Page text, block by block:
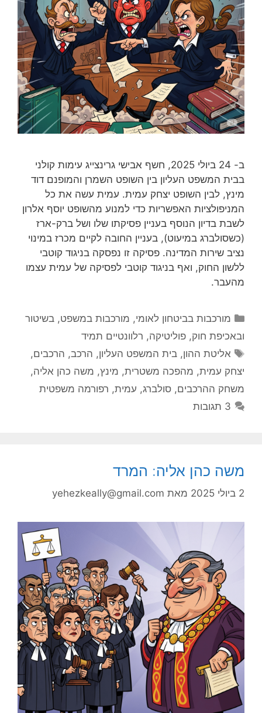
ב- 24 ביולי 2025, חשף אבישי גרינצייג עימות קולני
בבית המשפט העליון בין השופט השמרן והמופנם דוד
מינץ, לבין השופט יצחק עמית. עמית עשה את כל
המניפולציות האפשריות כדי למנוע מהשופט יוסף אלרון
לשבת בדיון הנוסף בעניין פסיקתו שלו ושל ברק-ארז
(כשסולברג במיעוט), בעניין החובה לקיים מכרז במינוי
נציב שירות המדינה. פסיקה זו נפסקה בניגוד קוטבי
ללשון החוק, ואף בניגוד קוטבי לפסיקה של עמית עצמו
מהעבר.
קטגוריות
מורכבות בביטחון לאומי, מורכבות במשפט, בשיטור
ובאכיפת חוק, פוליטיקה, רלוונטיים תמיד
תגיות
אליטת ההון,בית המשפט העליון, הרכב, הרכבים,
יצחק עמית, מהפכה משטרית, מינץ, משה כהן אליה,
משחק ההרכבים, סולברג, עמית, רפורמה משפטית
3 תגובות
משה כהן אליה: המרד
2 ביולי 2025 מאת yehezkeally@gmail.com